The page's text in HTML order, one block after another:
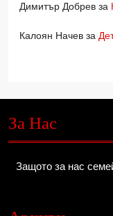
Димитър Добрев за
Калоян Начев за
За Нас
Защото за нас